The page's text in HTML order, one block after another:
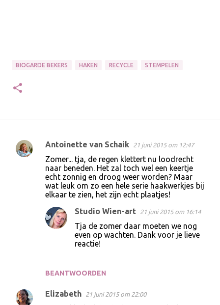
BIOGARDE BEKERS HAKEN RECYCLE STEMPELEN
R
Antoinette van Schaik 21 juni 2015 om 12:47
Zomer... tja, de regen klettert nu loodrecht
naar beneden. Het zal toch wel een keertje
echt zonnig en droog weer worden? Maar
wat leuk om zo een hele serie haakwerkjes bij
elkaar te zien, het zijn echt plaatjes!
BEANTWOORDEN
Studio Wien-art 21 juni 2015 om 16:14
Tja de zomer daar moeten we nog
even op wachten. Dank voor je lieve
reactie!
Elizabeth 21 juni 2015 om 22:00